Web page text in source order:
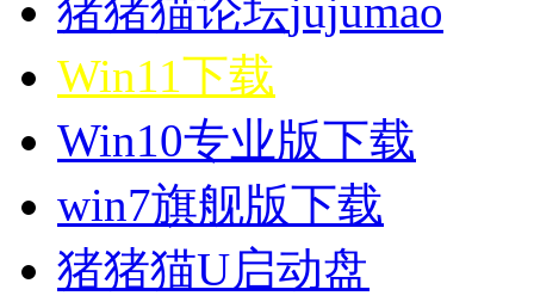
猪猪猫论坛jujumao
Win11下载
Win10专业版下载
win7旗舰版下载
猪猪猫U启动盘